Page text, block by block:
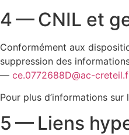
4 — CNIL et
Conformément aux
suppression des
— ce.0772688D@ac-
Pour plus d’informations
5 — Liens